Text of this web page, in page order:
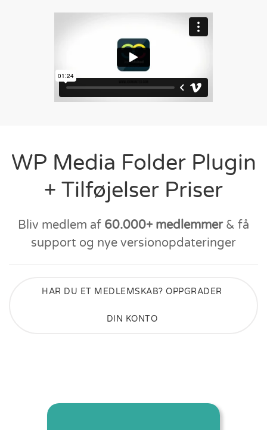
WP Media Folder Plugin
+ Tilføjelser Priser
Bliv medlem af 60.000+ medlemmer& få
support og nye versionopdateringer
HAR DU ET MEDLEMSKAB? OPPGRADER
DIN KONTO